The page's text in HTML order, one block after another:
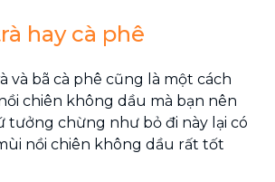
hay cà phê
và bã cà phê cũng là một cách
chiên không dầu mà bạn nên
tưởng chừng như bỏ đi này lại có
nồi chiên không dầu rất tốt